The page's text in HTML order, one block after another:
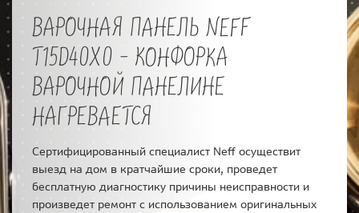
ВАРОЧНАЯ ПАНЕЛЬ NEFF
T15D40X0 - КОНФОРКА
ВАРОЧНОЙ ПАНЕЛИНЕ
НАГРЕВАЕТСЯ
Сертифицированный специалист Neff осуществит
выезд на дом в кратчайшие сроки, проведет
бесплатную диагностику причины неисправности и
произведет ремонт с использованием оригинальных